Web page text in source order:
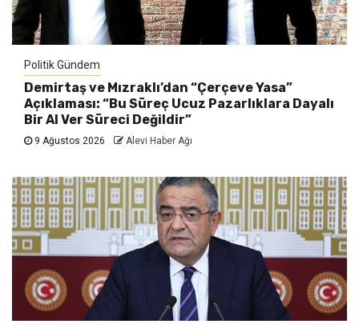
Politik Gündem
Demirtaş ve Mızraklı’dan “Çerçeve Yasa”
Açıklaması: “Bu Süreç Ucuz Pazarlıklara Dayalı
Bir Al Ver Süreci Değildir”
9 Ağustos 2026 Alevi Haber Ağı